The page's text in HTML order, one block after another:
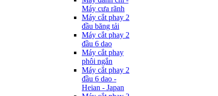
Máy cưa rãnh
Máy cắt phay 2
đầu băng tải
Máy cắt phay 2
đầu 6 dao
Máy cắt phay
phôi ngắn
Máy cắt phay 2
đầu 6 dao -
Heian - Japan